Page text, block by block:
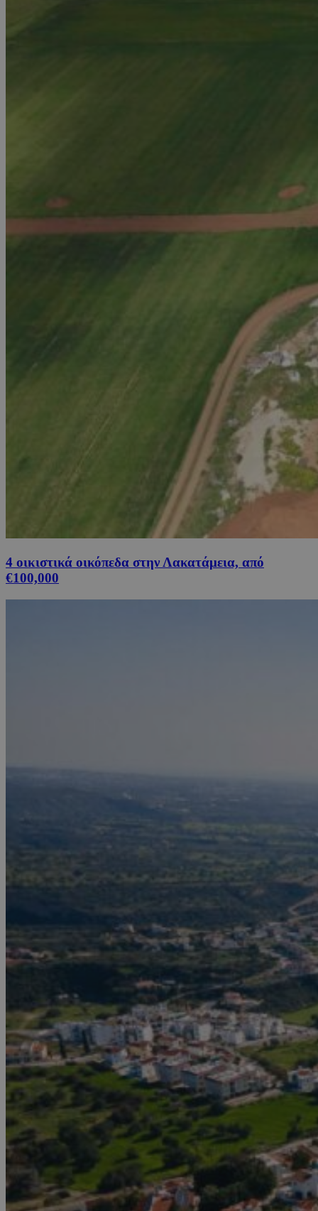
4 οικιστικά οικόπεδα στην Λακατάμεια, από
€100,000